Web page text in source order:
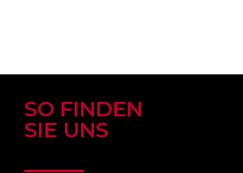
SO FINDEN
SIE UNS